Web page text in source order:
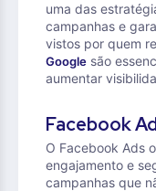
uma das
campanhas e
vistos por quem
Google são
aumentar
Facebook
O Facebook Ads
engajamento e
campanhas que